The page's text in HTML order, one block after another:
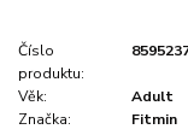
Číslo
produktu:
Věk:
Adult
Značka:
Fitmin